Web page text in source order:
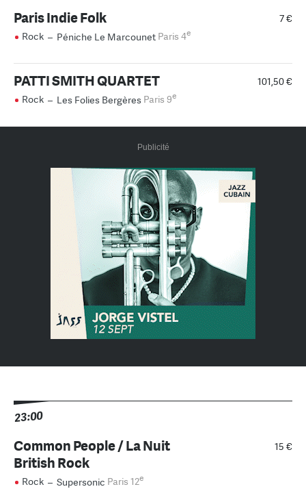
7 €
Paris Indie Folk
Rock – Péniche Le Marcounet Paris 4e
101,50 €
PATTI SMITH QUARTET
Rock – Les Folies Bergères Paris 9e
Publicité
23:00
15 €
Common People / La Nuit
British Rock
Rock – Supersonic Paris 12e